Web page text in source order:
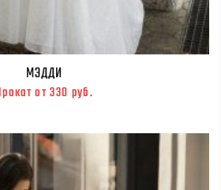
МЭДДИ
от 330 руб.